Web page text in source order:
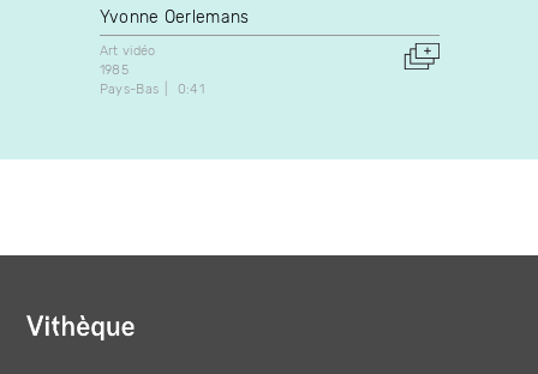
Yvonne Oerlemans
Art vidéo
1985
Pays-Bas
0:41